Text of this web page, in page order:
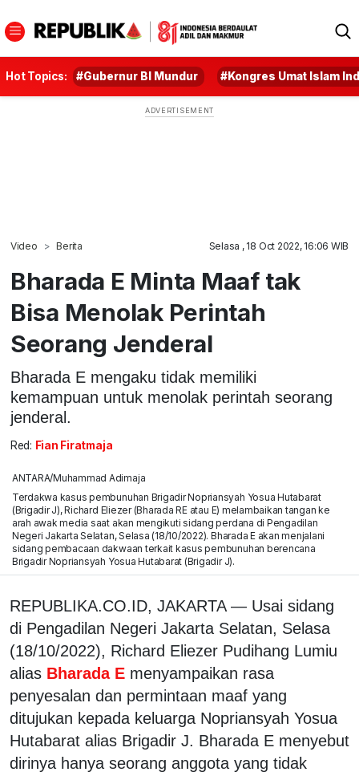
Hot Topics: #Gubernur BI Mundur #Kongres Umat Islam
Video Berita Selasa , 18 Oct 2022, 16:06 WIB
Bharada E Minta Maaf tak
Bisa Menolak Perintah
Seorang Jenderal
Bharada E mengaku tidak memiliki
kemampuan untuk menolak perintah seorang
jenderal.
Red: Fian Firatmaja
ANTARA/Muhammad Adimaja
Terdakwa kasus pembunuhan Brigadir Nopriansyah Yosua Hutabarat
(Brigadir J), Richard Eliezer (Bharada RE atau E) melambaikan tangan ke
arah awak media saat akan mengikuti sidang perdana di Pengadilan
Negeri Jakarta Selatan, Selasa (18/10/2022). Bharada E akan menjalani
sidang pembacaan dakwaan terkait kasus pembunuhan berencana
Brigadir Nopriansyah Yosua Hutabarat (Brigadir J).
REPUBLIKA.CO.ID, JAKARTA — Usai sidang
di Pengadilan Negeri Jakarta Selatan, Selasa
(18/10/2022), Richard Eliezer Pudihang Lumiu
alias Bharada E menyampaikan rasa
penyesalan dan permintaan maaf yang
ditujukan kepada keluarga Nopriansyah Yosua
Hutabarat alias Brigadir J. Bharada E menyebut
dirinya hanya seorang anggota yang tidak